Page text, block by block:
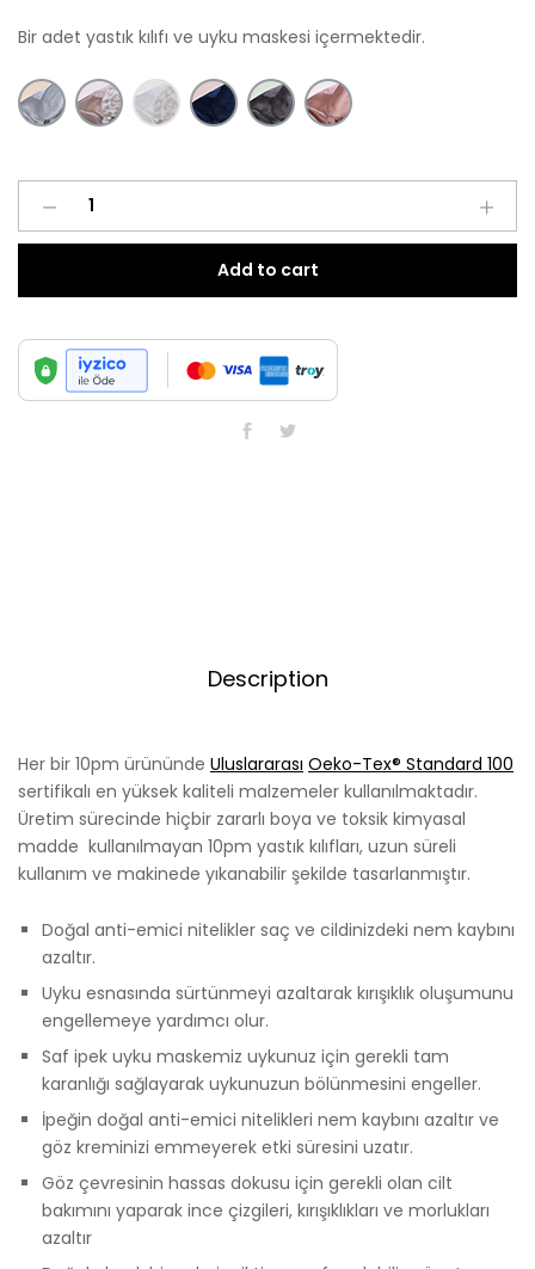
Bir adet yastık kılıfı ve uyku maskesi içermektedir.
Mereng
Add to cart
Description
Her bir 10pm ürününde Uluslararası Oeko-Tex® Standard 100
sertifikalı en yüksek kaliteli malzemeler kullanılmaktadır.
Üretim sürecinde hiçbir zararlı boya ve toksik kimyasal
madde kullanılmayan 10pm yastık kılıfları, uzun süreli
kullanım ve makinede yıkanabilir şekilde tasarlanmıştır.
Doğal anti-emici nitelikler saç ve cildinizdeki nem kaybını
azaltır.
Uyku esnasında sürtünmeyi azaltarak kırışıklık oluşumunu
engellemeye yardımcı olur.
Saf ipek uyku maskemiz uykunuz için gerekli tam
karanlığı sağlayarak uykunuzun bölünmesini engeller.
İpeğin doğal anti-emici nitelikleri nem kaybını azaltır ve
göz kreminizi emmeyerek etki süresini uzatır.
Göz çevresinin hassas dokusu için gerekli olan cilt
bakımını yaparak ince çizgileri, kırışıklıkları ve morlukları
azaltır